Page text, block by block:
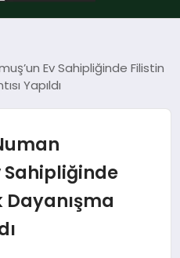
Ev Sahipliğinde Filistin
Yapıldı
Sahipliğinde
Dayanışma